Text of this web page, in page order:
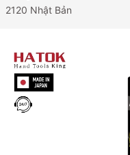
2120 Nhật Bản